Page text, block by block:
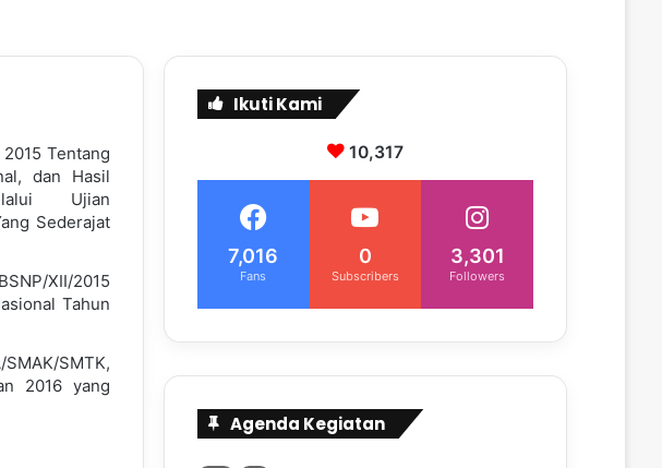
Tentang
dan Hasil
Ujian
Sederajat
XII/2015
Tahun
SMTK,
2016 yang
Ikuti Kami
10,317
7,016
Fans
0
Subscribers
3,301
Followers
Agenda Kegiatan